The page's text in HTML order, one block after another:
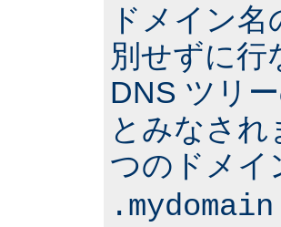
ドメイン
別せずに行
DNS ツリ
とみなさ
つのドメイ